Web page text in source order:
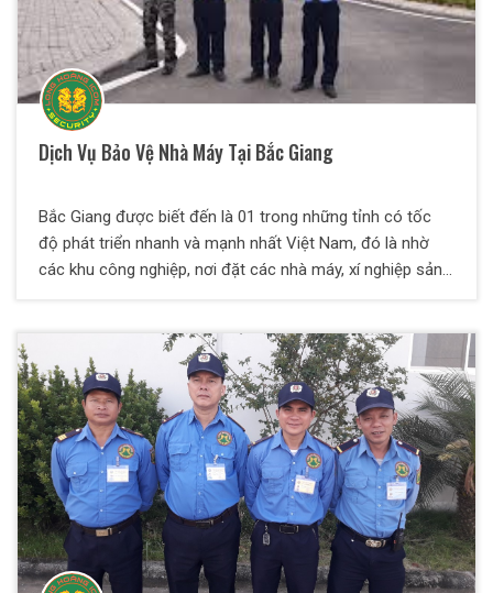
Dịch Vụ Bảo Vệ Nhà Máy Tại Bắc Giang
Bắc Giang được biết đến là 01 trong những tỉnh có tốc
độ phát triển nhanh và mạnh nhất Việt Nam, đó là nhờ
các khu công nghiệp, nơi đặt các nhà máy, xí nghiệp sản